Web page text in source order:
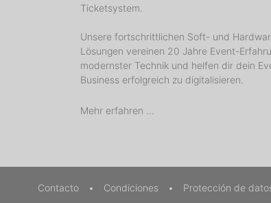
Ticketsystem.
Unsere fortschrittlichen Soft- und
Lösungen vereinen 20 Jahre Event-
modernster Technik und helfen dir dein
Business erfolgreich zu digitalisieren.
Mehr erfahren ...
Contacto • Condiciones • Protección de